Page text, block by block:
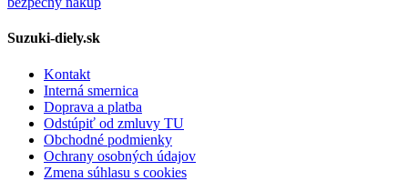
Suzuki-diely.sk
Kontakt
Interná smernica
Doprava a platba
Odstúpiť od zmluvy TU
Obchodné podmienky
Ochrany osobných údajov
Zmena súhlasu s cookies